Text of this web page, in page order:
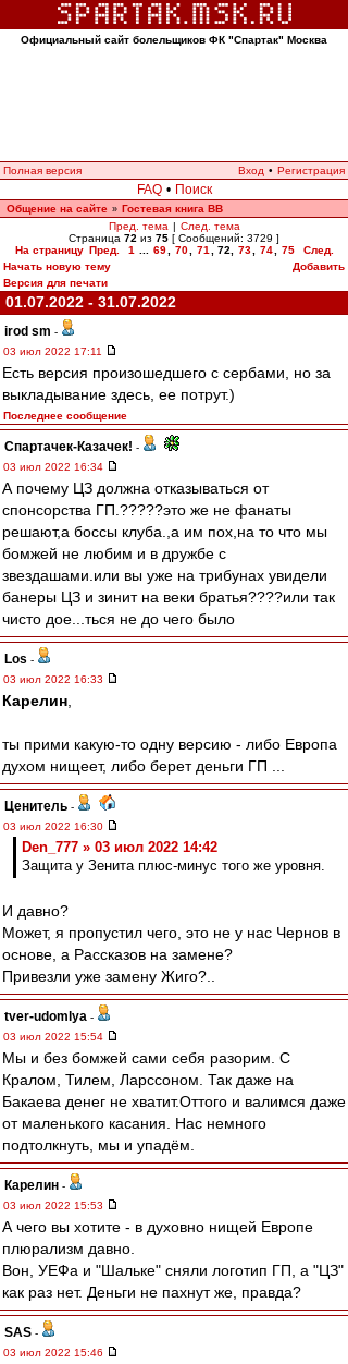
Официальный сайт болельщиков ФК "Спартак" Москва
Полная версия Вход • Регистрация
FAQ • Поиск
Общение на сайте » Гостевая книга ВВ
Пред. тема | След. тема
Страница 72 из 75 [ Сообщений: 3729 ]
На страницу Пред. 1 69 70 71 72 73 74 75
След.
Начать новую тему
Добавить
Версия для печати
01.07.2022 - 31.07.2022
irod sm -
03 июл 2022 17:11
Есть версия произошедшего с сербами, но за
выкладывание здесь, ее потрут.)
Последнее сообщение
Спартачек-Казачек! -
03 июл 2022 16:34
А почему ЦЗ должна отказываться от
спонсорства ГП.?????это же не фанаты
решают,а боссы клуба.,а им пох,на то что мы
бомжей не любим и в дружбе с
звездашами.или вы уже на трибунах увидели
банеры ЦЗ и зинит на веки братья????или так
чисто дое...ться не до чего было
Los -
03 июл 2022 16:33
Карелин
ты прими какую-то одну версию - либо Европа
духом нищеет, либо берет деньги ГП ...
Ценитель -
03 июл 2022 16:30
Den_777 » 03 июл 2022 14:42
Защита у Зенита плюс-минус того же уровня.
И давно?
Может, я пропустил чего, это не у нас Чернов в
основе, а Рассказов на замене?
Привезли уже замену Жиго?..
tver-udomlya -
03 июл 2022 15:54
Мы и без бомжей сами себя разорим. С
Кралом, Тилем, Ларссоном. Так даже на
Бакаева денег не хватит.Оттого и валимся даже
от маленького касания. Нас немного
подтолкнуть, мы и упадём.
Карелин -
03 июл 2022 15:53
А чего вы хотите - в духовно нищей Европе
плюрализм давно.
Вон, УЕФа и "Шальке" сняли логотип ГП, а "ЦЗ"
как раз нет. Деньги не пахнут же, правда?
SAS -
03 июл 2022 15:46